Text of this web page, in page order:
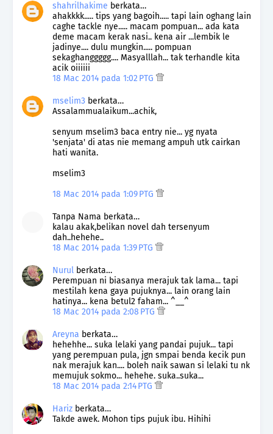
shahrilhakime berkata…
ahakkkk..... tips yang bagoih..... tapi lain oghang lain
caghe tackle nye..... macam pompuan... ada kata
deme macam kerak nasi.. kena air ...lembik le
jadinye.... dulu mungkin..... pompuan
sekaghanggggg.... Masyalllah... tak terhandle kita
acik oiiiiii
18 Mac 2014 pada 1:02 PTG
mselim3 berkata…
Assalammualaikum...achik,
senyum mselim3 baca entry nie... yg nyata
'senjata' di atas nie memang ampuh utk cairkan
hati wanita.
mselim3
18 Mac 2014 pada 1:09 PTG
Tanpa Nama berkata…
kalau akak,belikan novel dah tersenyum
dah..hehehe..
18 Mac 2014 pada 1:39 PTG
Nurul berkata…
Perempuan ni biasanya merajuk tak lama... tapi
mestilah kena gaya pujuknya... lain orang lain
hatinya... kena betul2 faham... ^__^
18 Mac 2014 pada 2:08 PTG
Areyna berkata…
hehehhe... suka lelaki yang pandai pujuk... tapi
yang perempuan pula, jgn smpai benda kecik pun
nak merajuk kan.... boleh naik sawan si lelaki tu nk
memujuk sokmo... hehehe. suka..suka...
18 Mac 2014 pada 2:14 PTG
Hariz berkata…
Takde awek. Mohon tips pujuk ibu. Hihihi